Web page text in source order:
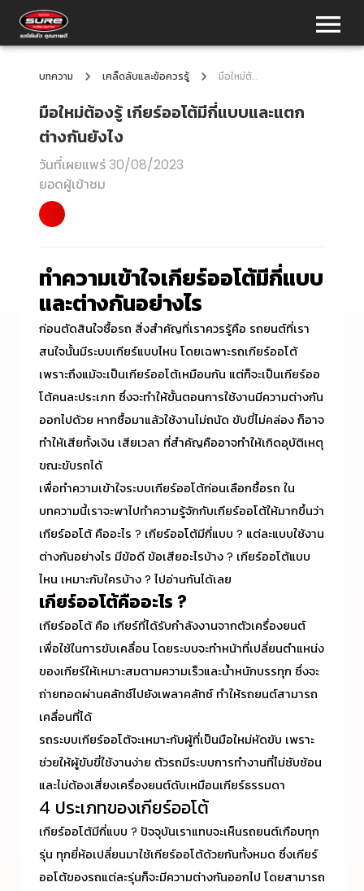
บทความ เคล็ดลับและข้อควรรู้ มือใหม่ต้องรู้ เกียร์ออโต้มีกี่แบบและแตกต่างกันยังไง
มือใหม่ต้องรู้ เกียร์ออโต้มีกี่แบบและแตก
ต่างกันยังไง
วันที่เผยแพร่30/08/2023
ยอดผู้เข้าชม
ทำความเข้าใจเกียร์ออโต้มีกี่แบบ
และต่างกันอย่างไร
ก่อนตัดสินใจซื้อรถ สิ่งสำคัญที่เราควรรู้คือ รถยนต์ที่เรา
สนใจนั้นมีระบบเกียร์แบบไหน โดยเฉพาะรถเกียร์ออโต้
เพราะถึงแม้จะเป็นเกียร์ออโต้เหมือนกัน แต่ก็จะเป็นเกียร์ออ
โต้คนละประเภท ซึ่งจะทำให้ขั้นตอนการใช้งานมีความต่างกัน
ออกไปด้วย หากซื้อมาแล้วใช้งานไม่ถนัด ขับขี่ไม่คล่อง ก็อาจ
ทำให้เสียทั้งเงิน เสียเวลา ที่สำคัญคืออาจทำให้เกิดอุบัติเหตุ
ขณะขับรถได้
เพื่อทำความเข้าใจระบบเกียร์ออโต้ก่อนเลือกซื้อรถ ใน
บทความนี้เราจะพาไปทำความรู้จักกับเกียร์ออโต้ให้มากขึ้นว่า
เกียร์ออโต้ คืออะไร ? เกียร์ออโต้มีกี่แบบ ? แต่ละแบบใช้งาน
ต่างกันอย่างไร มีข้อดี ข้อเสียอะไรบ้าง ? เกียร์ออโต้แบบ
ไหน เหมาะกับใครบ้าง ? ไปอ่านกันได้เลย
เกียร์ออโต้คืออะไร ?
เกียร์ออโต้ คือ เกียร์ที่ได้รับกำลังงานจากตัวเครื่องยนต์
เพื่อใช้ในการขับเคลื่อน โดยระบบจะทำหน้าที่เปลี่ยนตำแหน่ง
ของเกียร์ให้เหมาะสมตามความเร็วและน้ำหนักบรรทุก ซึ่งจะ
ถ่ายทอดผ่านคลัทช์ไปยังเพลาคลัทช์ ทำให้รถยนต์สามารถ
เคลื่อนที่ได้
รถระบบเกียร์ออโต้จะเหมาะกับผู้ที่เป็นมือใหม่หัดขับ เพราะ
ช่วยให้ผู้ขับขี่ใช้งานง่าย ตัวรถมีระบบการทำงานที่ไม่ซับซ้อน
และไม่ต้องเสี่ยงเครื่องยนต์ดับเหมือนเกียร์ธรรมดา
4 ประเภทของเกียร์ออโต้
เกียร์ออโต้มีกี่แบบ ? ปัจจุบันเราแทบจะเห็นรถยนต์เกือบทุก
รุ่น ทุกยี่ห้อเปลี่ยนมาใช้เกียร์ออโต้ด้วยกันทั้งหมด ซึ่งเกียร์
ออโต้ของรถแต่ละรุ่นก็จะมีความต่างกันออกไป โดยสามารถ